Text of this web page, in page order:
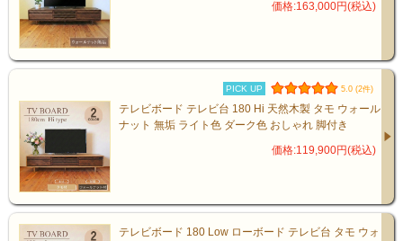
価格:163,000円(税込)
PICK UP 5.0 (2件)
テレビボード テレビ台 180 Hi 天然木製 タモ ウォール
ナット 無垢 ライト色 ダーク色 おしゃれ 脚付き
価格:119,900円(税込)
テレビボード 180 Low ローボード テレビ台 タモ ウォ